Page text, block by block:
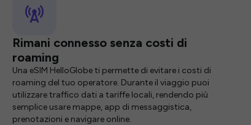
Rimani connesso senza costi di
roaming
Una eSIM HelloGlobe ti permette di evitare i costi di
roaming del tuo operatore. Durante il viaggio puoi
utilizzare traffico dati a tariffe locali, rendendo più
semplice usare mappe, app di messaggistica,
prenotazioni e navigare online.